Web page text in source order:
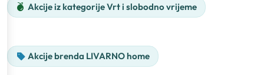
Akcije iz kategorije Vrt i slobodno vrijeme
Akcije brenda LIVARNO home